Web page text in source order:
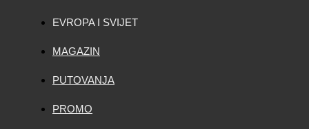
EVROPA I SVIJET
MAGAZIN
PUTOVANJA
PROMO